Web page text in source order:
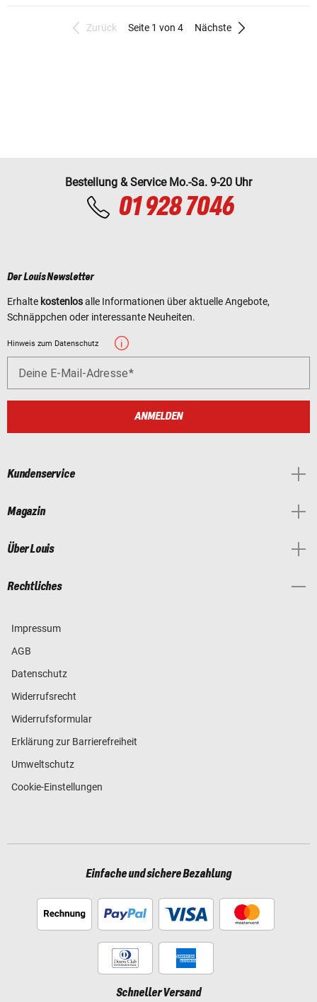
Zurück Seite 1 von 4 Nächste
Bestellung & Service Mo.-Sa. 9-20 Uhr
01 928 7046
Der Louis Newsletter
Erhalte kostenlosalle Informationen über aktuelle Angebote,
Schnäppchen oder interessante Neuheiten.
Hinweis zum Datenschutz
Deine E-Mail-Adresse
ANMELDEN
Kundenservice
Magazin
Über Louis
Rechtliches
Impressum
AGB
Datenschutz
Widerrufsrecht
Widerrufsformular
Erklärung zur Barrierefreiheit
Umweltschutz
Cookie-Einstellungen
Einfache und sichere Bezahlung
Schneller Versand